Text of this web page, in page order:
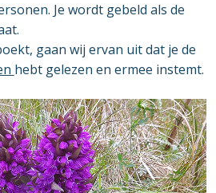
Je wordt gebeld als de
gaan wij ervan uit dat je de
hebt gelezen en ermee instemt.